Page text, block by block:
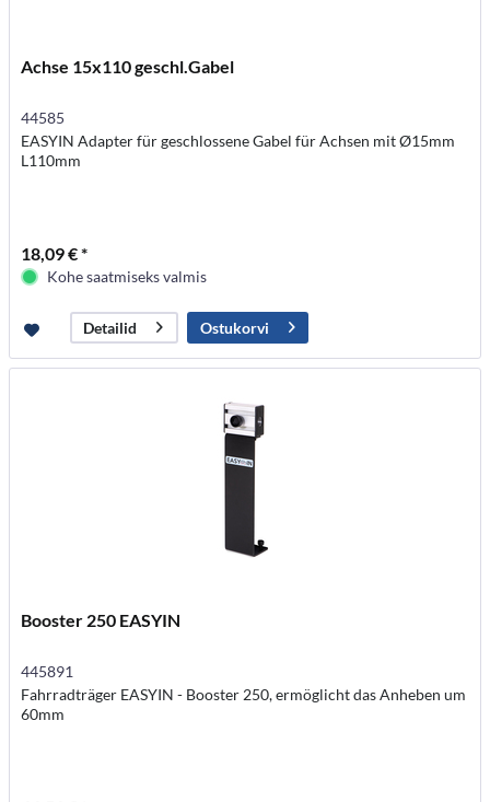
Achse 15x110 geschl.Gabel
44585
EASYIN Adapter für geschlossene Gabel für Achsen mit Ø15mm
L110mm
18,09 € *
Kohe saatmiseks valmis
Detailid Ostukorvi
Booster 250 EASYIN
445891
Fahrradträger EASYIN - Booster 250, ermöglicht das Anheben um
60mm